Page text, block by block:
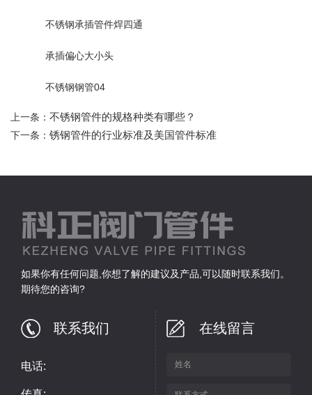
不锈钢承插管件焊四通
承插偏心大小头
不锈钢钢管04
上一条： 不锈钢管件的规格种类有哪些？
下一条： 锈钢管件的行业标准及美国管件标准
如果你有任何问题,你想了解的建议及产品,可以随时联系我们。
期待您的咨询?
联系我们
电话:
在线留言